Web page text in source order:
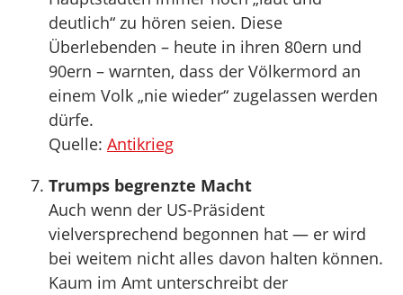
deutlich“ zu hören seien. Diese
Überlebenden – heute in ihren 80ern und
90ern – warnten, dass der Völkermord an
einem Volk „nie wieder“ zugelassen werden
dürfe.
Quelle: Antikrieg
Trumps begrenzte Macht
Auch wenn der US-Präsident
vielversprechend begonnen hat — er wird
bei weitem nicht alles davon halten können.
Kaum im Amt unterschreibt der